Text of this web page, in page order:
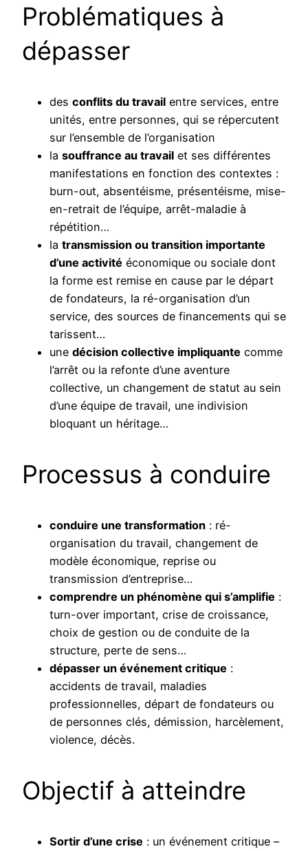
Problématiques à
dépasser
des conflits du travail entre services, entre
unités, entre personnes, qui se répercutent
sur l’ensemble de l’organisation
la souffrance au travail et ses différentes
manifestations en fonction des contextes :
burn-out, absentéisme, présentéisme, mise-
en-retrait de l’équipe, arrêt-maladie à
répétition…
la transmission ou transition importante
d’une activité économique ou sociale dont
la forme est remise en cause par le départ
de fondateurs, la ré-organisation d’un
service, des sources de financements qui se
tarissent…
une décision collective impliquante comme
l’arrêt ou la refonte d’une aventure
collective, un changement de statut au sein
d’une équipe de travail, une indivision
bloquant un héritage…
Processus à conduire
conduire une transformation : ré-
organisation du travail, changement de
modèle économique, reprise ou
transmission d’entreprise…
comprendre un phénomène qui s’amplifie :
turn-over important, crise de croissance,
choix de gestion ou de conduite de la
structure, perte de sens…
dépasser un événement critique :
accidents de travail, maladies
professionnelles, départ de fondateurs ou
de personnes clés, démission, harcèlement,
violence, décès.
Objectif à atteindre
Sortir d’une crise : un événement critique –